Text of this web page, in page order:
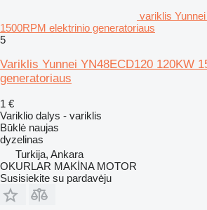
variklis
1500RPM elektrinio generatoriaus
5
Variklis Yunnei YN48ECD120 120KW
generatoriaus
1 €
Variklio dalys - variklis
Būklė naujas
dyzelinas
Turkija, Ankara
OKURLAR MAKİNA MOTOR
Susisiekite su pardavėju